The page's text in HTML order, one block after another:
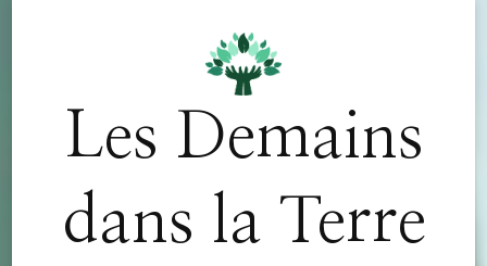
d'achat - CODE : CKDO10
Les Demains
dans la Terre